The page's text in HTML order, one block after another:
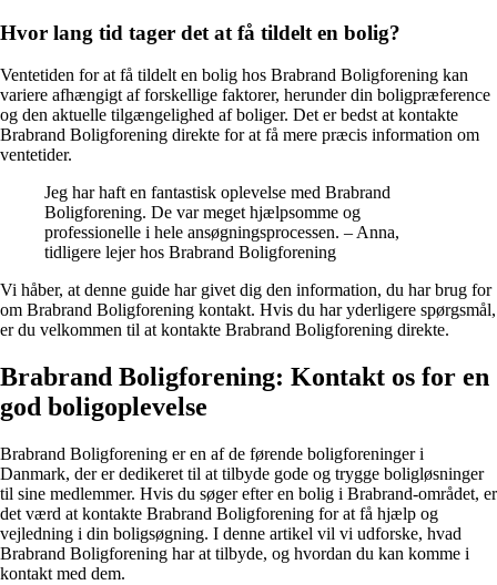
Hvor lang tid tager det at få tildelt en bolig?
Ventetiden for at få tildelt en bolig hos Brabrand Boligforening kan
variere afhængigt af forskellige faktorer, herunder din boligpræference
og den aktuelle tilgængelighed af boliger. Det er bedst at kontakte
Brabrand Boligforening direkte for at få mere præcis information om
ventetider.
Jeg har haft en fantastisk oplevelse med Brabrand
Boligforening. De var meget hjælpsomme og
professionelle i hele ansøgningsprocessen. – Anna,
tidligere lejer hos Brabrand Boligforening
Vi håber, at denne guide har givet dig den information, du har brug for
om Brabrand Boligforening kontakt. Hvis du har yderligere spørgsmål,
er du velkommen til at kontakte Brabrand Boligforening direkte.
Brabrand Boligforening: Kontakt os for en
god boligoplevelse
Brabrand Boligforening er en af de førende boligforeninger i
Danmark, der er dedikeret til at tilbyde gode og trygge boligløsninger
til sine medlemmer. Hvis du søger efter en bolig i Brabrand-området, er
det værd at kontakte Brabrand Boligforening for at få hjælp og
vejledning i din boligsøgning. I denne artikel vil vi udforske, hvad
Brabrand Boligforening har at tilbyde, og hvordan du kan komme i
kontakt med dem.